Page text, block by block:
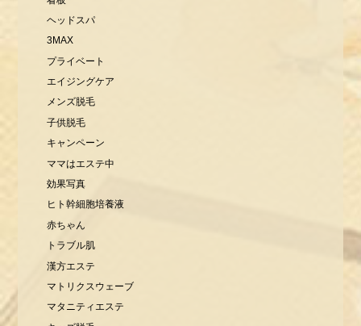
ヘッドスパ
3MAX
プライベート
エイジングケア
メンズ脱毛
子供脱毛
キャンペーン
ママはエステ中
効果写真
ヒト幹細胞培養液
赤ちゃん
トラブル肌
漢方エステ
マトリクスウェーブ
マタニティエステ